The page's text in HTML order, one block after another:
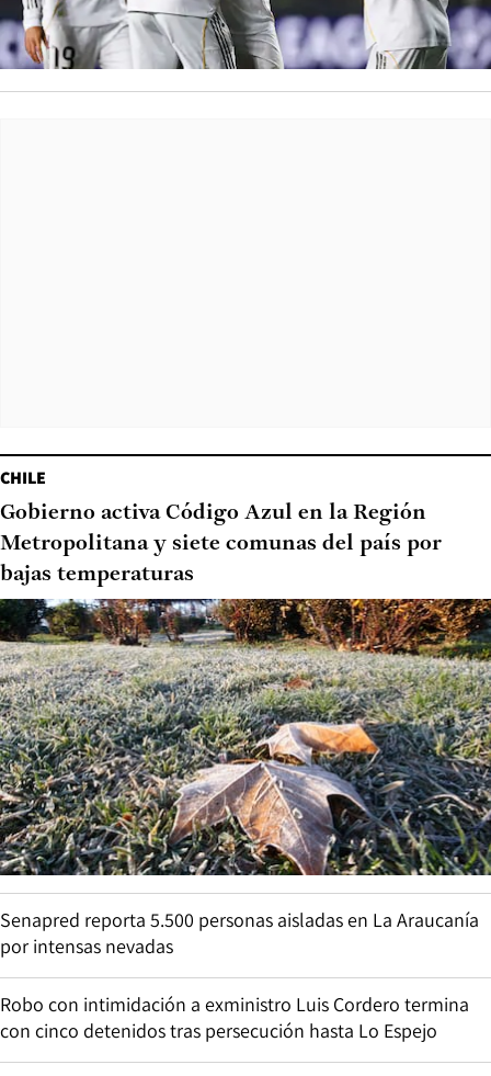
CHILE
Gobierno activa Código Azul en la Región
Metropolitana y siete comunas del país por
bajas temperaturas
Senapred reporta 5.500 personas aisladas en La Araucanía
por intensas nevadas
Robo con intimidación a exministro Luis Cordero termina
con cinco detenidos tras persecución hasta Lo Espejo